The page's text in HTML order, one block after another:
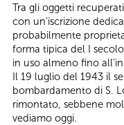
Tra gli oggetti
con un’iscrizione
probabilmente
forma tipica del I
in uso almeno fino
Il 19 luglio del 1943 il
bombardamento di S.
rimontato, sebbene
vediamo oggi.